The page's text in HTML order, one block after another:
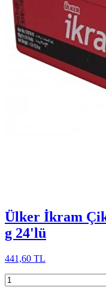
Ülker İkram
g 24'lü
441,60 TL